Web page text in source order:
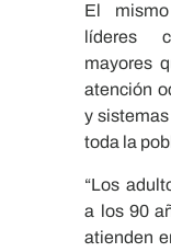
El
líderes
mayores
atención
y
toda la
“Los
a los 90
atienden